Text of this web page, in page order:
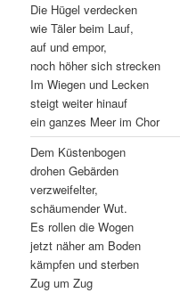
Die Hügel verdecken
wie Täler beim Lauf,
auf und empor,
noch höher sich strecken
Im Wiegen und Lecken
steigt weiter hinauf
ein ganzes Meer im Chor
Dem Küstenbogen
drohen Gebärden
verzweifelter,
schäumender Wut.
Es rollen die Wogen
jetzt näher am Boden
kämpfen und sterben
Zug um Zug